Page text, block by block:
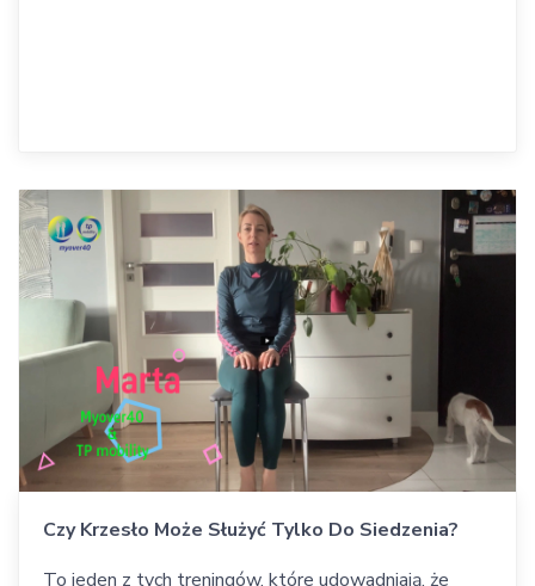
Czy Krzesło Może Służyć Tylko Do Siedzenia?
To jeden z tych treningów, które udowadniają, że